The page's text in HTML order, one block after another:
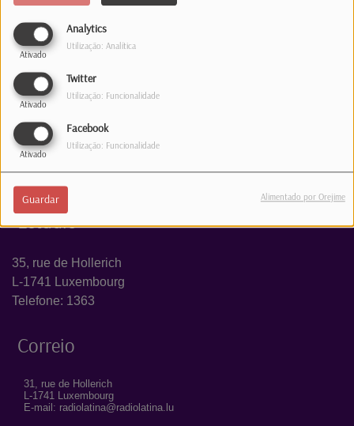
Analytics
Ativado
Utilização: Analítica
Twitter
Ativado
Utilização: Funcionalidade
Facebook
Ativado
Utilização: Funcionalidade
Guardar Alimentado por Orejime
Estúdio
35, rue de Hollerich
L-1741 Luxembourg
Telefone: 1363
Correio
31, rue de Hollerich
L-1741 Luxembourg
E-mail: radiolatina@radiolatina.lu